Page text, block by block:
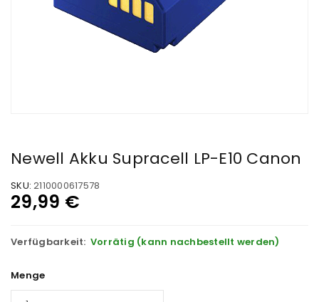
Newell Akku Supracell LP-E10 Canon
SKU: 2110000617578
29,99 €
Verfügbarkeit: Vorrätig (kann nachbestellt werden)
Menge